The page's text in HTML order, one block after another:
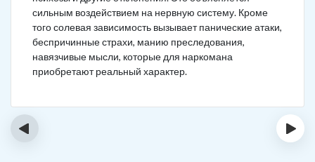
сильным воздействием на нервную систему. Кроме
того солевая зависимость вызывает панические атаки,
беспричинные страхи, манию преследования,
навязчивые мысли, которые для наркомана
приобретают реальный характер.
‹ ›